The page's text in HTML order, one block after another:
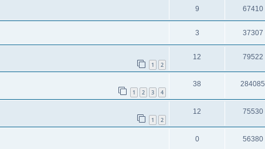
9 67410
3 37307
1 2
12 79522
1 2 3 4
38 284085
1 2
12 75530
0 56380